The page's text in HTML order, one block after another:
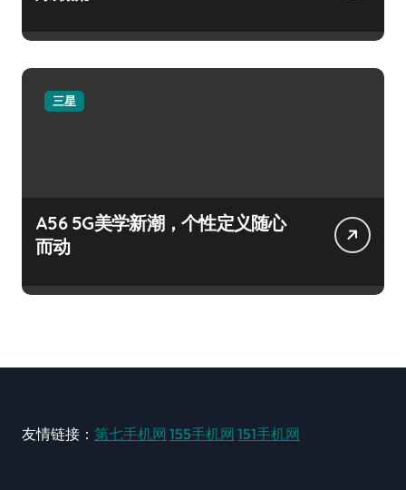
三星
A56 5G美学新潮，个性定义随心
而动
友情链接： 第七手机网 155手机网 151手机网